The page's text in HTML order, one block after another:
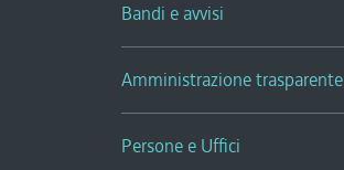
Bandi e avvisi
Amministrazione trasparente
Persone e Uffici